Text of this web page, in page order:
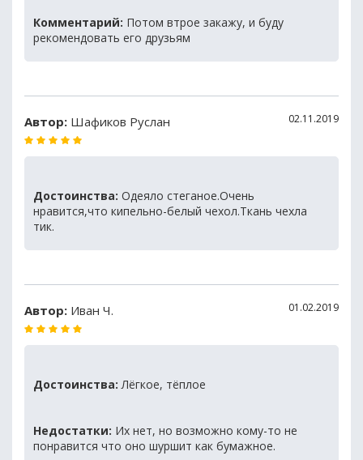
Комментарий: Потом втрое закажу, и буду
рекомендовать его друзьям
Автор: Шафиков Руслан 02.11.2019
Достоинства: Одеяло стеганое.Очень
нравится,что кипельно-белый чехол.Ткань чехла
тик.
Автор: Иван Ч. 01.02.2019
Достоинства: Лёгкое, тёплое
Недостатки: Их нет, но возможно кому-то не
понравится что оно шуршит как бумажное.